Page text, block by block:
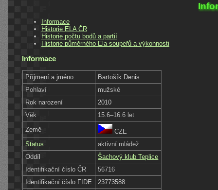
Informace
Historie ELA ČR
Historie počtu bodů a partií
Historie půměrného Ela soupeřů a výkonnosti
Informace
Příjmení a jméno
Bartošík Denis
Pohlaví
mužské
Rok narození
2010
Věk
15.6–16.6 let
Země
CZE
Status
aktivní mládež
Oddíl
Šachový klub Teplice
Identifikační číslo ČR
56716
Identifikační číslo FIDE
23773588